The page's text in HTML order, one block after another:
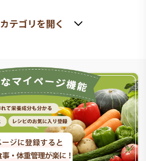
カテゴリを開く